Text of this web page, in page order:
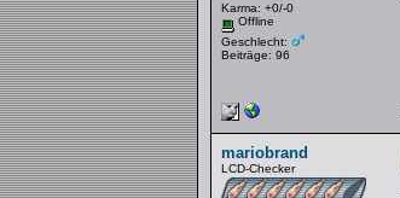
Karma: +0/-0
Offline
Geschlecht:
Beiträge: 96
mariobrand
LCD-Checker